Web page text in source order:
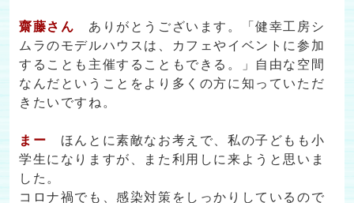
齋藤さん ありがとうございます。「健幸工房シ
ムラのモデルハウスは、カフェやイベントに参加
することも主催することもできる。」自由な空間
なんだということをより多くの方に知っていただ
きたいですね。
まー ほんとに素敵なお考えで、私の子どもも小
学生になりますが、また利用しに来ようと思いま
した。
コロナ禍でも、感染対策をしっかりしているので